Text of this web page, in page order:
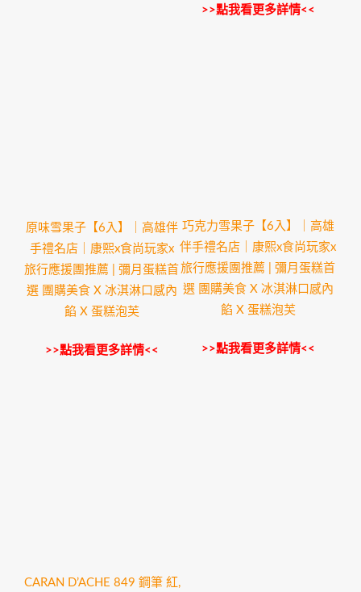
>>點我看更多詳情<<
原味雪果子【6入】｜高雄伴
手禮名店｜康熙x食尚玩家x
旅行應援團推薦 | 彌月蛋糕首
選 團購美食 X 冰淇淋口感內
餡 X 蛋糕泡芙
>>點我看更多詳情<<
巧克力雪果子【6入】｜高雄
伴手禮名店｜康熙x食尚玩家x
旅行應援團推薦 | 彌月蛋糕首
選 團購美食 X 冰淇淋口感內
餡 X 蛋糕泡芙
>>點我看更多詳情<<
CARAN D’ACHE 849 鋼筆 紅,